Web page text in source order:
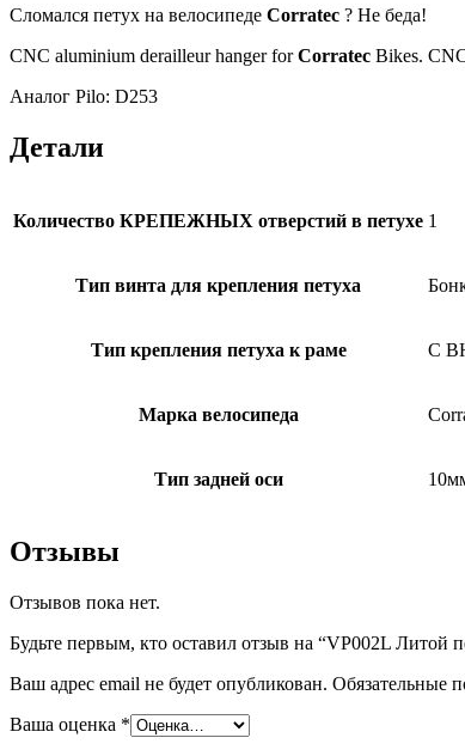
Сломался петух на велосипеде Corratec ? Не беда!
CNC aluminium derailleur hanger forCorratec Bikes.
Аналог Pilo: D253
Детали
Количество КРЕПЕЖНЫХ отверстий в петухе 1
Тип винта для крепления петуха
Тип крепления петуха к раме С
Марка велосипеда
Тип задней оси
Отзывы
Отзывов пока нет.
Будьте первым, кто оставил отзыв на “VP002L Литой
Ваш адрес email не будет опубликован. Обязательные
Ваша оценка *